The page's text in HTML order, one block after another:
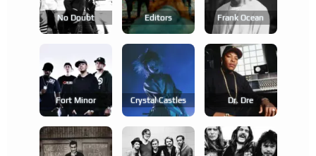
No Doubt Editors Frank Ocean
Fort Minor Crystal Castles Dr. Dre